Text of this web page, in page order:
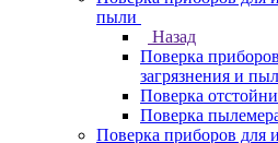
пыли
Назад
Поверка
загрязнения и
Поверка
Поверка
Поверка приборов для